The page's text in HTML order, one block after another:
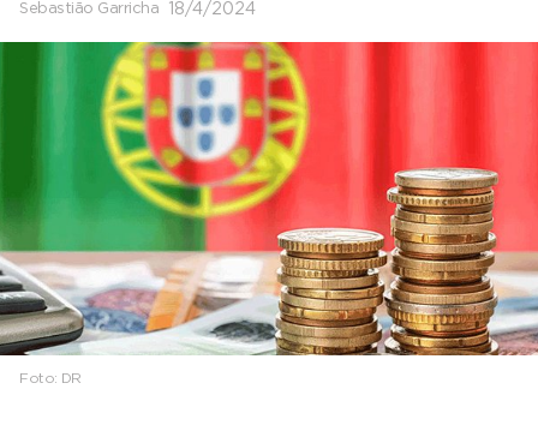
Sebastião Garricha 18/4/2024
Foto: DR